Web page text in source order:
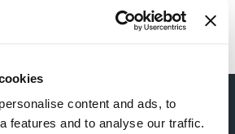
content and ads, to
features and to analyse our traffic.